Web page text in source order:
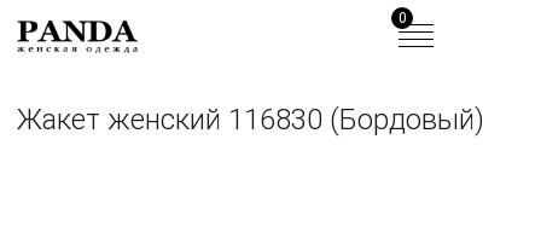
0
Жакет женский 116830 (Бордовый)